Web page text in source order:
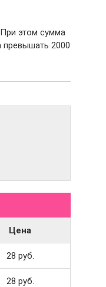
этом сумма
превышать 2000
Цена
28 руб.
28 руб.